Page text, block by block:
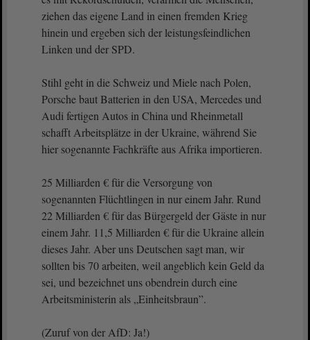
ziehen das eigene Land in einen fremden Krieg
hinein und ergeben sich der leistungsfeindlichen
Linken und der SPD.
Stihl geht in die Schweiz und Miele nach Polen,
Porsche baut Batterien in den USA, Mercedes und
Audi fertigen Autos in China und Rheinmetall
schafft Arbeitsplätze in der Ukraine, während Sie
hier sogenannte Fachkräfte aus Afrika importieren.
25 Milliarden € für die Versorgung von
sogenannten Flüchtlingen in nur einem Jahr. Rund
22 Milliarden € für das Bürgergeld der Gäste in nur
einem Jahr. 11,5 Milliarden € für die Ukraine allein
dieses Jahr. Aber uns Deutschen sagt man, wir
sollten bis 70 arbeiten, weil angeblich kein Geld da
sei, und bezeichnet uns obendrein durch eine
Arbeitsministerin als „Einheitsbraun”.
(Zuruf von der AfD: Ja!)